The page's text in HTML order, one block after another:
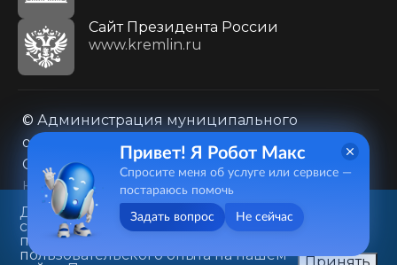
Cайт Президента России
www.kremlin.ru
© Администрация муниципального
образования городского округа «Город
Саратов»
Контакты
Карта сайта
Политика в отношении обработки
персональных данных
410031, г. Саратов, ул. Первомайская, д. 78
Данный веб-сайт использует
cookie-файлы в целях
предоставления вам лучшего
пользовательского опыта на нашем
Привет! Я Робот Макс
Спросите меня об услуге или сервисе —
постараюсь помочь
Задать вопрос Не сейчас